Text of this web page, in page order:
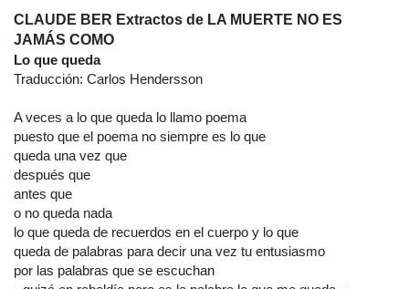
CLAUDE BER Extractos de LA MUERTE NO ES
JAMÁS COMO
Lo que queda
Traducción: Carlos Hendersson
A veces a lo que queda lo llamo poema
puesto que el poema no siempre es lo que
queda una vez que
después que
antes que
o no queda nada
lo que queda de recuerdos en el cuerpo y lo que
queda de palabras para decir una vez tu entusiasmo
por las palabras que se escuchan